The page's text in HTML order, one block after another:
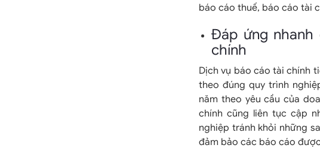
báo cáo thuế, báo cáo tài
Đáp ứng
chính
Dịch vụ báo cáo tài chính
theo đúng quy trình
năm theo yêu cầu của
chính cũng liên tục cập
nghiệp tránh khỏi những
đảm bảo các báo cáo